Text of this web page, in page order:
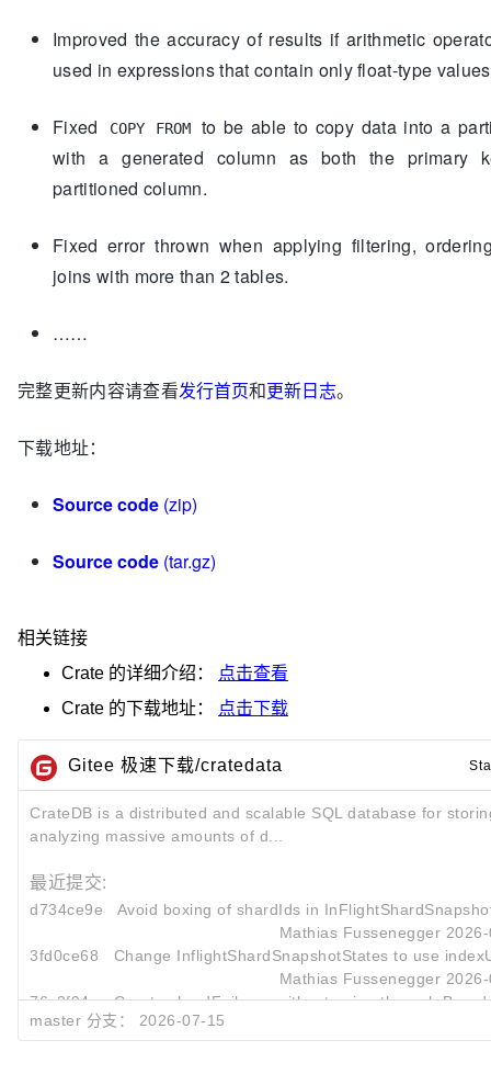
Improved the accuracy of results if arithmetic
used in expressions that contain only float-type
Fixed COPY FROM
to be able to copy data into a
with a generated column as both the primary
partitioned column.
Fixed error thrown when applying filtering,
joins with more than 2 tables.
……
完整更新内容请查看发行首页和更新日志。
下载地址：
Source code (zip)
Source code (tar.gz)
相关链接
Crate 的详细介绍：
点击查看
Crate 的下载地址： 点击下载
Gitee 极速下载/cratedata
CrateDB is a distributed and scalable SQL database for
analyzing massive amounts of d...
最近提交:
d734ce9e
Avoid boxing of shardIds in
Mathias Fussenegger
3fd0ce68
Change InflightShardSnapshotStates to use
Mathias Fussenegger
76c2f94e
Create shardFailures without going through
master 分支： 2026-07-15